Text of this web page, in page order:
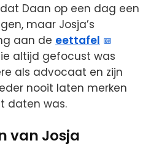
Daan op een dag een
maar Josja’s
aan de eettafel
altijd gefocust was
als advocaat en zijn
nooit laten merken
daten was.
van Josja